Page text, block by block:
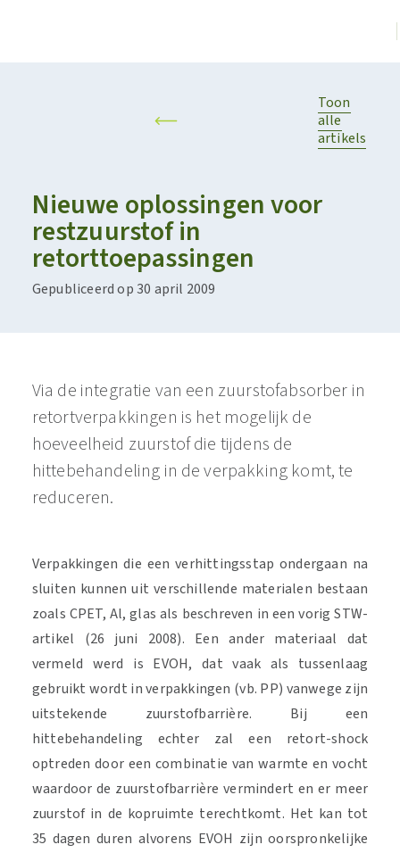
Toon
alle
artikels
Nieuwe oplossingen voor
restzuurstof in
retorttoepassingen
Gepubliceerd op 30 april 2009
Via de integratie van een zuurstofabsorber in
retortverpakkingen is het mogelijk de
hoeveelheid zuurstof die tijdens de
hittebehandeling in de verpakking komt, te
reduceren.
Verpakkingen die een verhittingsstap ondergaan na
sluiten kunnen uit verschillende materialen bestaan
zoals CPET, Al, glas als beschreven in een vorig STW-
artikel (26 juni 2008). Een ander materiaal dat
vermeld werd is EVOH, dat vaak als tussenlaag
gebruikt wordt in verpakkingen (vb. PP) vanwege zijn
uitstekende zuurstofbarrière. Bij een
hittebehandeling echter zal een retort-shock
optreden door een combinatie van warmte en vocht
waardoor de zuurstofbarrière vermindert en er meer
zuurstof in de kopruimte terechtkomt. Het kan tot
35 dagen duren alvorens EVOH zijn oorspronkelijke